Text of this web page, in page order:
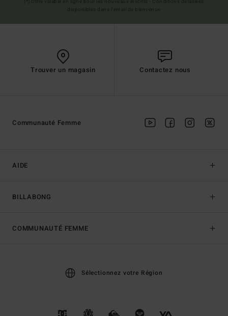
Trouver un magasin Contactez nous
AIDE
BILLABONG
Communauté Femme
COMMUNAUTÉ FEMME
Sélectionnez votre Région